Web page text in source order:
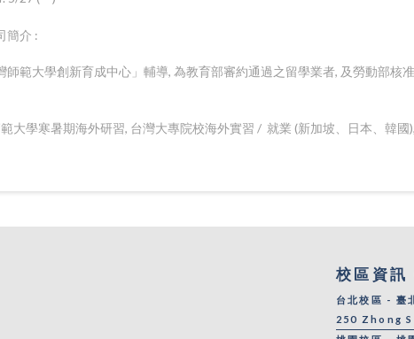
簡介 :
師範大學創新育成中心」輔導, 為教育部審約通過之留學業者, 及勞動部核
大學寒暑期海外研習, 台灣大專院校海外實習 / 就業 (新加坡、日本、韓國
校區資
台北校區 - 臺
250 Zhong